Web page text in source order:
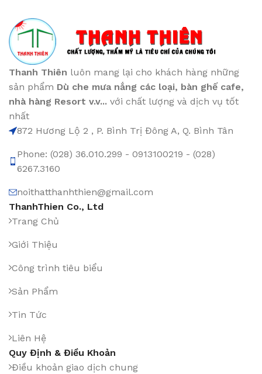
Thanh Thiên luôn mang lại cho khách hàng những
sản phẩm Dù che mưa nắng các loại, bàn ghế cafe,
nhà hàng Resort v.v... với chất lượng và dịch vụ tốt
nhất
872 Hương Lộ 2 , P. Bình Trị Đông A, Q. Bình Tân
Phone: (028) 36.010.299 - 0913100219 - (028)
6267.3160
noithatthanhthien@gmail.com
ThanhThien Co., Ltd
Trang Chủ
Giới Thiệu
Công trình tiêu biểu
Sản Phẩm
Tin Tức
Liên Hệ
Quy Định & Điều Khoản
Điều khoản giao dịch chung